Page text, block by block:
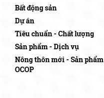
Bất động sản
Dự án
Tiêu chuẩn - Chất lượng
Sản phẩm - Dịch vụ
Nông thôn mới - Sản phẩm
OCOP